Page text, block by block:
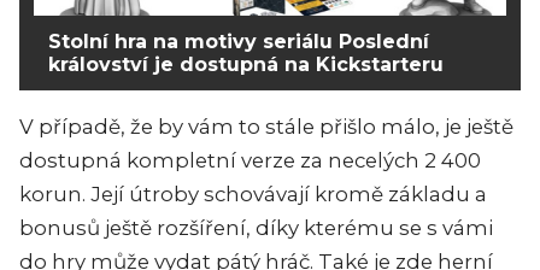
Stolní hra na motivy seriálu Poslední
království je dostupná na Kickstarteru
V případě, že by vám to stále přišlo málo, je ještě
dostupná kompletní verze za necelých 2 400
korun. Její útroby schovávají kromě základu a
bonusů ještě rozšíření, díky kterému se s vámi
do hry může vydat pátý hráč. Také je zde herní